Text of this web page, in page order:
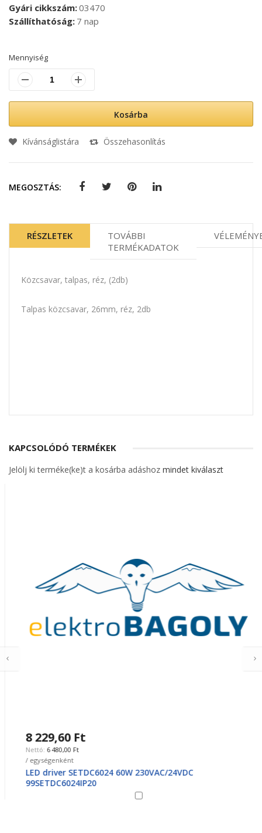
Gyári cikkszám 03470
Szállíthatóság 7 nap
Mennyiség
Kosárba
Kívánságlistára Összehasonlítás
MEGOSZTÁS:
RÉSZLETEK
TOVÁBBI
TERMÉKADATOK
Közcsavar, talpas, réz, (2db)
Talpas közcsavar, 26mm, réz, 2db
KAPCSOLÓDÓ TERMÉKEK
Jelölj ki terméke(ke)t a kosárba adáshoz mindet kiválaszt
8 229,60 Ft
6 480,00 Ft
/ egységenként
LED driver SETDC6024 60W 230VAC/24VDC
99SETDC6024IP20